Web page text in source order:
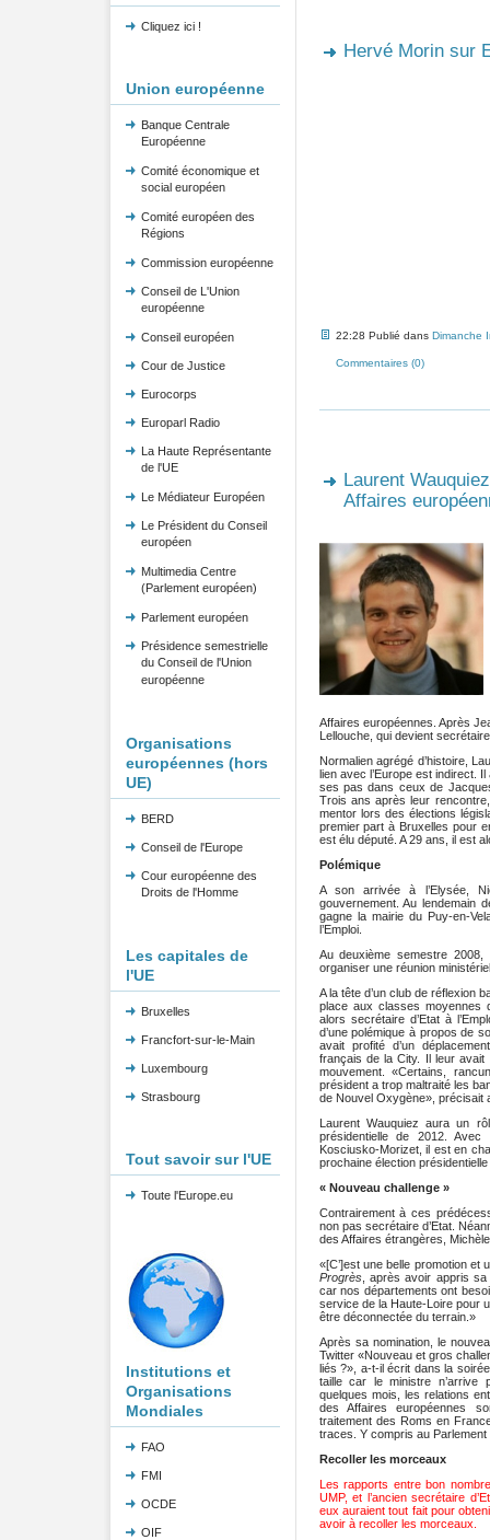
Cliquez ici !
Union européenne
Banque Centrale
Européenne
Comité économique et
social européen
Comité européen des
Régions
Commission européenne
Conseil de L'Union
européenne
Conseil européen
Cour de Justice
Eurocorps
Europarl Radio
La Haute Représentante
de l'UE
Le Médiateur Européen
Le Président du Conseil
européen
Multimedia Centre
(Parlement européen)
Parlement européen
Présidence semestrielle
du Conseil de l'Union
européenne
Organisations
européennes (hors
UE)
BERD
Conseil de l'Europe
Cour européenne des
Droits de l'Homme
Les capitales de
l'UE
Bruxelles
Francfort-sur-le-Main
Luxembourg
Strasbourg
Tout savoir sur l'UE
Toute l'Europe.eu
Institutions et
Organisations
Mondiales
FAO
FMI
OCDE
OIF
Hervé Morin sur
22:28 Publié dans Dimanche
Commentaires (0)
Laurent
Affaires
Affaires européennes. Après
Lellouche, qui devient
Normalien agrégé d’histoire,
lien avec l’Europe est indirect.
ses pas dans ceux de
Trois ans après leur
mentor lors des élections
premier part à Bruxelles pour
est élu député. A 29 ans, il est
Polémique
A son arrivée à l’Elysée,
gouvernement. Au lendemain
gagne la mairie du Puy-en-
l’Emploi.
Au deuxième semestre
organiser une réunion
A la tête d’un club de réflexion
place aux classes moyennes
alors secrétaire d’Etat à
d’une polémique à propos de
avait profité d’un
français de la City. Il leur
mouvement. «Certains,
président a trop maltraité les
de Nouvel Oxygène», précisait
Laurent Wauquiez aura un
présidentielle de 2012. Avec
Kosciusko-Morizet, il est en
prochaine élection
« Nouveau challenge »
Contrairement à ces
non pas secrétaire d’Etat.
des Affaires étrangères,
«[C’]est une belle promotion
Progrès, après avoir appris sa
car nos départements ont
service de la Haute-Loire pour
être déconnectée du terrain.»
Après sa nomination, le
Twitter «Nouveau et gros
liés ?», a-t-il écrit dans la
taille car le ministre n’arrive
quelques mois, les relations
des Affaires européennes
traitement des Roms en
traces. Y compris au
Recoller les morceaux
Les rapports entre bon
UMP, et l’ancien secrétaire
eux auraient tout fait pour
avoir à recoller les morceaux.